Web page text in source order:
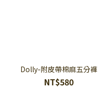
Dolly-附皮帶棉麻五分褲
NT$580